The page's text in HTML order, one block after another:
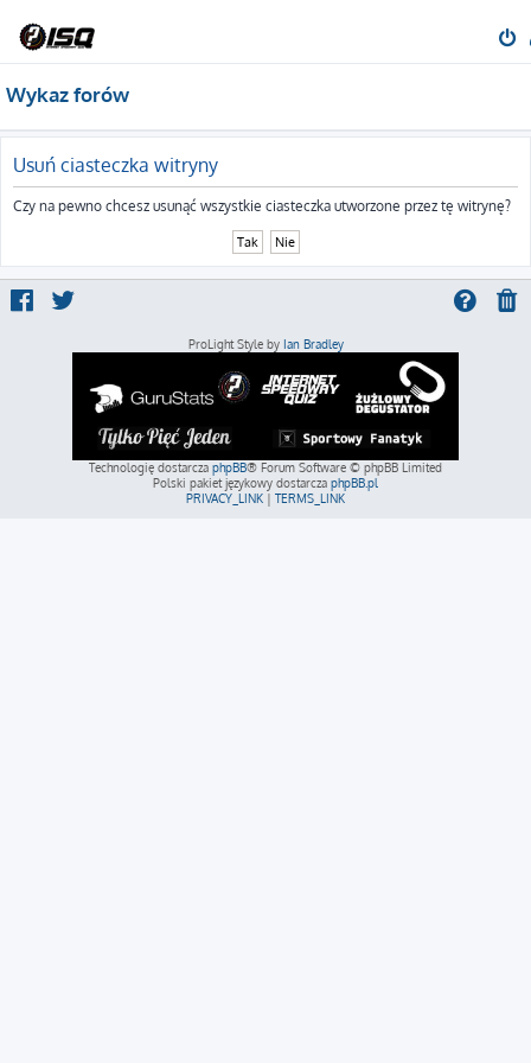
Wykaz forów
Usuń ciasteczka witryny
Czy na pewno chcesz usunąć wszystkie ciasteczka utworzone przez tę witrynę?
ProLight Style by Ian Bradley
Technologię dostarcza phpBB® Forum Software © phpBB Limited
Polski pakiet językowy dostarcza phpBB.pl
PRIVACY_LINK | TERMS_LINK